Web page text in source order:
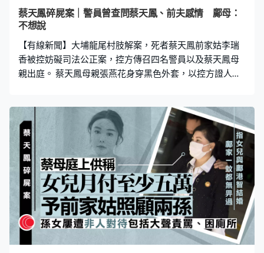
蠢地傳達租船價錢，沒有從中得益、參與程度低，最終亦
無成事。又稱因案件遭到網上言論攻擊感到焦慮不安，加
法官指很多妨
蔡天鳳碎屍案｜警員曾查問蔡天鳳、前夫感情 鄺母：
不想說
【有線新聞】大埔龍尾村肢解案，死者蔡天鳳前家姑李瑞
香被控妨礙司法公正案，控方傳召四名警員以及蔡天鳳母
親出庭。 蔡天鳳母親張燕花身穿黑色外套，以控方證人身
是否有因為被告的說話而對警方說謊，她回答說沒有，她
對警方說實話，心態是要配合警方。 控方又傳召四位負責
調查鄺港智盜竊案的警務人員作供，時任西九龍失蹤人口
調查組警員吳俊豪指，自己曾三次致電被告，查詢蔡天鳳
接送孩子的情況以及生活習慣等，並在第一次通話中要求
見面及進行家訪，但被告以「湊小朋友，好忙」為由拒
絕。 在第二次通話中，他向被告查詢蔡天鳳與前夫感情，
被告指「不想說」，他又要求被告提供鄺港智的電話，被
告以「每次他打給我都用不同電話打」為由拒絕提供。 控
方將會傳召多一位證人作供，預計星期三可完成盤問。